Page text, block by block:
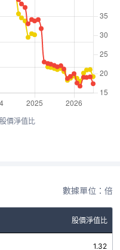
股價淨值比
數據單位：倍
股價淨值比
1.32